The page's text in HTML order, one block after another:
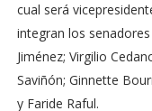
cual será
integran los
Jiménez; Virgilio
Saviñón; Ginnette
y Faride Raful.